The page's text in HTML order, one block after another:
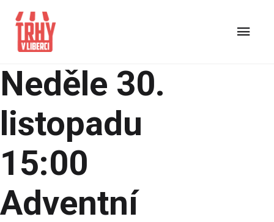
Neděle 30.
listopadu
15:00
Adventní